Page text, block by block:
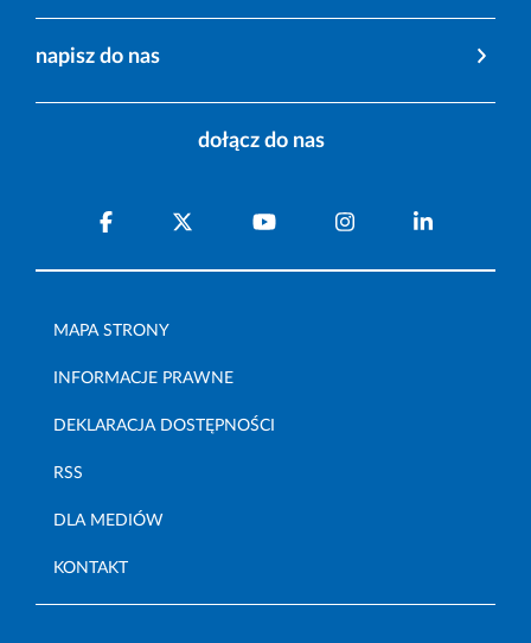
napisz do nas
dołącz do nas
MAPA STRONY
INFORMACJE PRAWNE
DEKLARACJA DOSTĘPNOŚCI
RSS
DLA MEDIÓW
KONTAKT